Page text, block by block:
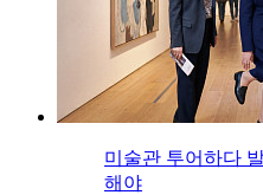
미술관 투어하다
해야